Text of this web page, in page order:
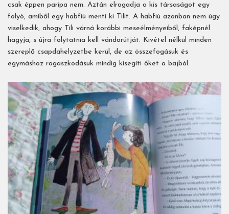
csak éppen paripa nem. Aztán elragadja a kis társaságot egy
folyó, amiből egy habfiú menti ki Tilit. A habfiú azonban nem úgy
viselkedik, ahogy Tili várná korábbi meseélményeiből, faképnél
hagyja, s újra folytatnia kell vándorútját. Kivétel nélkül minden
szereplő csapdahelyzetbe kerül, de az összefogásuk és
egymáshoz ragaszkodásuk mindig kisegíti őket a bajból.